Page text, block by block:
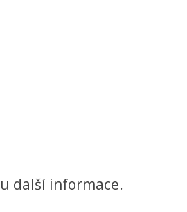
další informace.